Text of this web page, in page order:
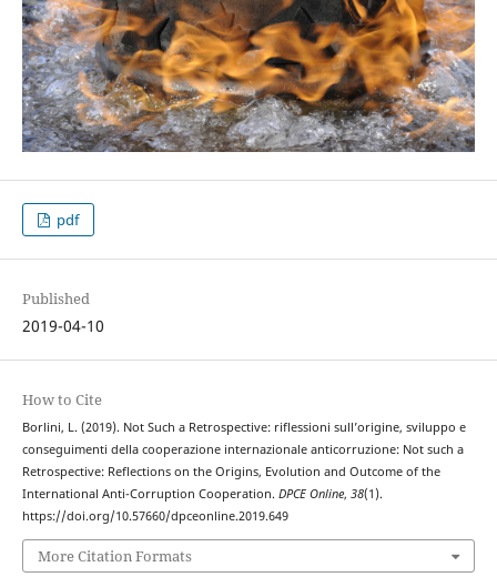
pdf
Published
2019-04-10
How to Cite
Borlini, L. (2019). Not Such a Retrospective: riflessioni sull’origine, sviluppo e
conseguimenti della cooperazione internazionale anticorruzione: Not such a
Retrospective: Reflections on the Origins, Evolution and Outcome of the
International Anti-Corruption Cooperation. DPCE Online, 38(1).
https://doi.org/10.57660/dpceonline.2019.649
More Citation Formats